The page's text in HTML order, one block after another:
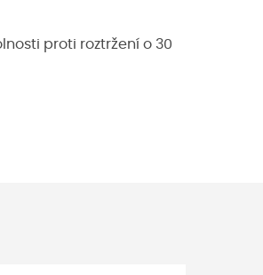
proti roztržení o 30